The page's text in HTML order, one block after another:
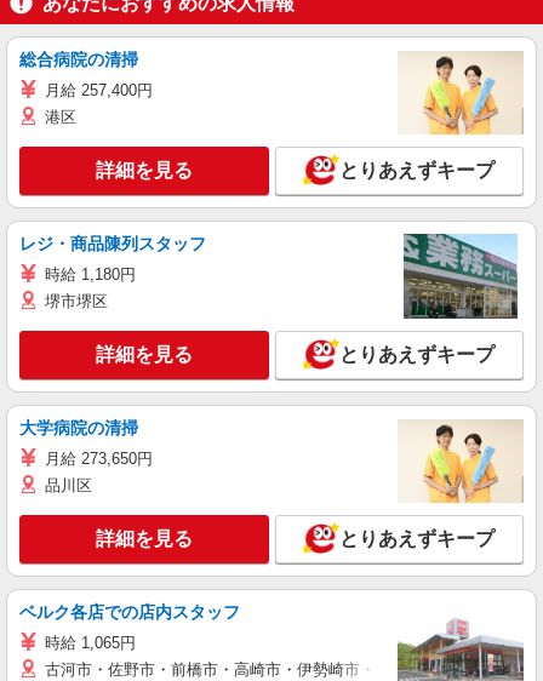
総合病院の清掃
月給 257,400円
港区
詳細を見る とりあえずキープ
レジ・商品陳列スタッフ
時給 1,180円
堺市堺区
詳細を見る とりあえずキープ
大学病院の清掃
月給 273,650円
品川区
詳細を見る とりあえずキープ
ベルク各店での店内スタッフ
時給 1,065円
古河市・佐野市・前橋市・高崎市・伊勢崎市・太田市・館林市・藤